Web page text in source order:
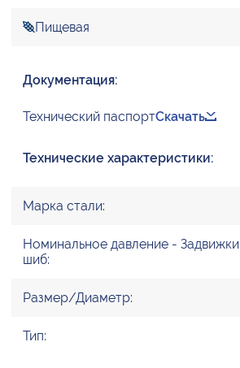
Пищевая
Документация:
Технический паспортСкачать
Технические характеристики:
Марка стали:
Номинальное давление - Задвижки
шиб:
Размер/Диаметр:
Тип: